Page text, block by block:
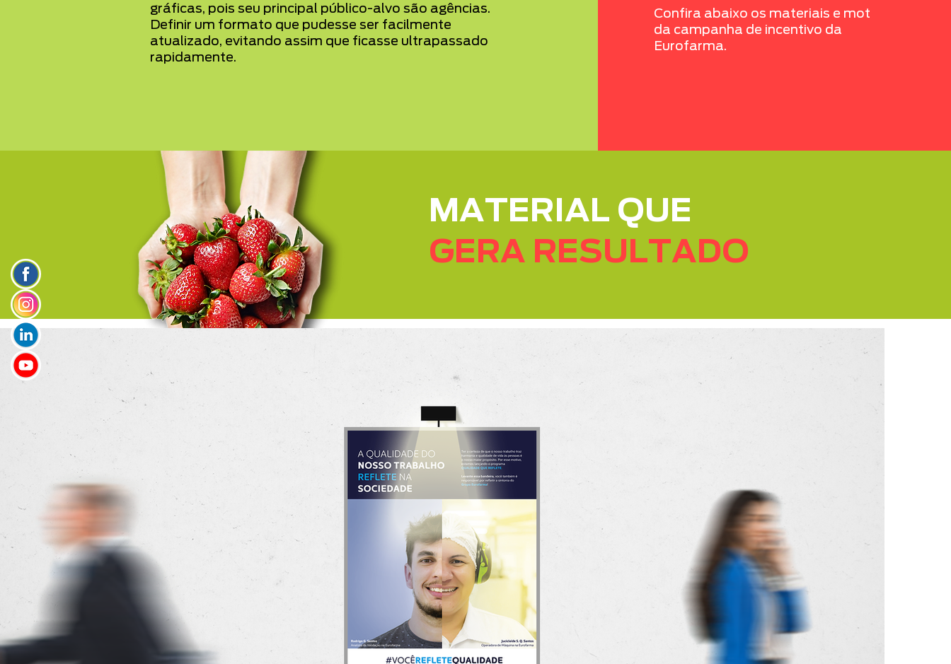
gráficas, pois seu principal público-alvo são agências.
Definir um formato que pudesse ser facilmente
atualizado, evitando assim que ficasse ultrapassado
rapidamente.
Confira abaixo os materiais e mot
da campanha de incentivo da
Eurofarma.
MATERIAL QUE
GERA RESULTADO